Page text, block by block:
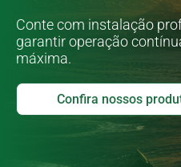
Conte com instalação
garantir operação
máxima.
Confira nossos